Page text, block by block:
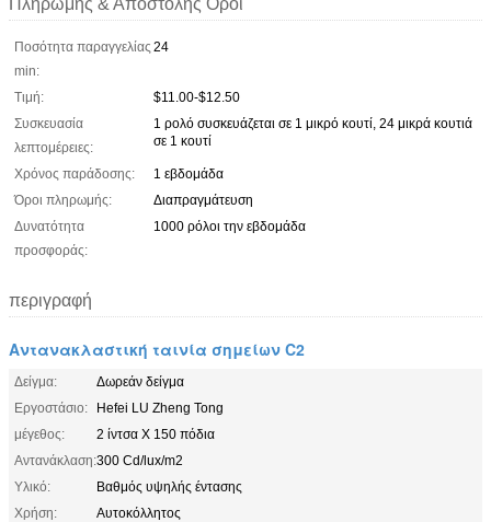
Ποσότητα παραγγελίας
min:
24
Τιμή:
$11.00-$12.50
Συσκευασία
λεπτομέρειες:
1 ρολό συσκευάζεται σε 1 μικρό κουτί, 24 μικρά κουτιά
σε 1 κουτί
Χρόνος παράδοσης:
1 εβδομάδα
Όροι πληρωμής:
Διαπραγμάτευση
Δυνατότητα
προσφοράς:
1000 ρόλοι την εβδομάδα
περιγραφή
Αντανακλαστική ταινία σημείων C2
Δείγμα:
Δωρεάν δείγμα
Εργοστάσιο:
Hefei LU Zheng Tong
μέγεθος:
2 ίντσα Χ 150 πόδια
Αντανάκλαση:300 Cd/lux/m2
Υλικό:
Βαθμός υψηλής έντασης
Χρήση:
Αυτοκόλλητος